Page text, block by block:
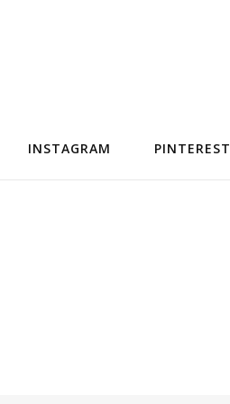
INSTAGRAM PINTEREST